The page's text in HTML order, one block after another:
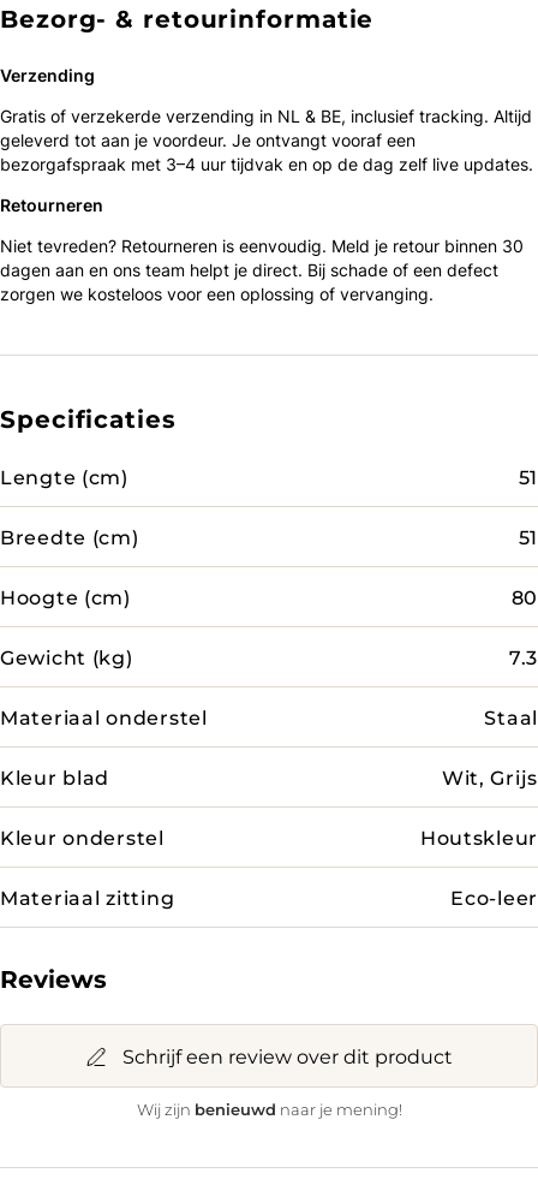
Bezorg- & retourinformatie
Verzending
Gratis of verzekerde verzending in NL & BE, inclusief tracking. Altijd
geleverd tot aan je voordeur. Je ontvangt vooraf een
bezorgafspraak met 3–4 uur tijdvak en op de dag zelf live updates.
Retourneren
Niet tevreden? Retourneren is eenvoudig. Meld je retour binnen 30
dagen aan en ons team helpt je direct. Bij schade of een defect
zorgen we kosteloos voor een oplossing of vervanging.
Specificaties
Lengte (cm) 51
Breedte (cm) 51
Hoogte (cm) 80
Gewicht (kg) 7.3
Materiaal onderstel Staal
Kleur blad Wit, Grijs
Kleur onderstel Houtskleur
Materiaal zitting Eco-leer
Reviews
Schrijf een review over dit product
Wij zijn benieuwd naar je mening!